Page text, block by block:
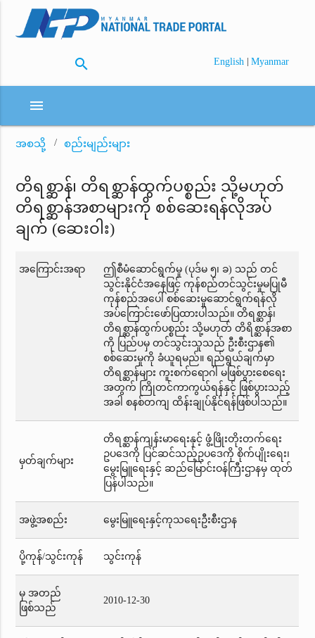
search English | Myanmar
menu
အစသို့ စည်းမျည်းများ
တိရစ္ဆာန်၊ တိရစ္ဆာန်ထွက်ပစ္စည်း သို့မဟုတ်
တိရစ္ဆာန်အစာများကို စစ်ဆေးရန်လိုအပ်
ချက် (ဆေးဝါး)
အကြောင်းအရာ
ဤစီမံဆောင်ရွက်မှု (ပုဒ်မ ၅၊ ခ) သည် တင်
သွင်းနိုင်ငံအနေဖြင့် ကုန်စည်တင်သွင်းမှုမပြုမီ
ကုန်စည်အပေါ် စစ်ဆေးမှုဆောင်ရွက်ရန်လို
အပ်ကြောင်းဖော်ပြထားပါသည်။ တိရစ္ဆာန်၊
တိရစ္ဆာန်ထွက်ပစ္စည်း သို့မဟုတ် တိရိစ္ဆာန်အစာ
ကို ပြည်ပမှ တင်သွင်းသူသည် ဦးစီးဌာန၏
စစ်ဆေးမှုကို ခံယူရမည်။ ရည်ရွယ်ချက်မှာ
တိရစ္ဆာန်များ ကူးစက်ရောဂါ မဖြစ်ပွားစေရေး
အတွက် ကြိုတင်ကာကွယ်ရန်နှင့် ဖြစ်ပွားသည့်
အခါ စနစ်တကျ ထိန်းချုပ်နိုင်ရန်ဖြစ်ပါသည်။
မှတ်ချက်များ
တိရစ္ဆာန်ကျန်းမာရေးနှင့် ဖွံ့ဖြိုးတိုးတက်ရေး
ဥပဒေကို ပြင်ဆင်သည့်ဥပဒေကို စိုက်ပျိုးရေး၊
မွေးမြူရေးနှင့် ဆည်မြောင်းဝန်ကြီးဌာနမှ ထုတ်
ပြန်ပါသည်။
အဖွဲ့အစည်း မွေးမြူရေးနှင့်ကုသရေးဦးစီးဌာန
ပို့ကုန်/သွင်းကုန် သွင်းကုန်
မှ အတည်
ဖြစ်သည်
2010-12-30